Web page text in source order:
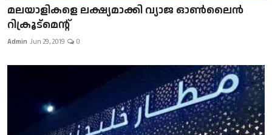
മലയാളികളെ ലക്ഷ്യമാക്കി വ്യാജ ഓൺലൈൻ
റിക്രൂട്മെന്റ്
Admin Jun 29, 2019 0